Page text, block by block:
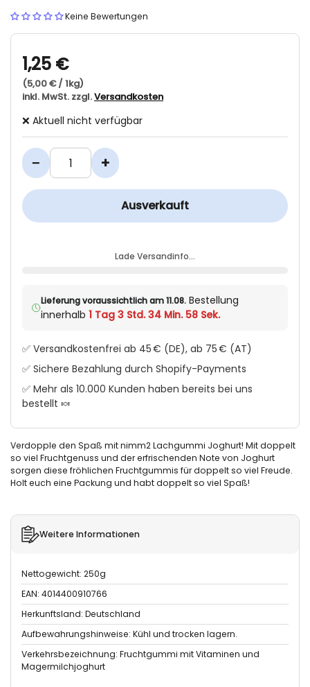
Keine Bewertungen
1,25 €
(5,00 € / 1kg)
inkl. MwSt. zzgl.Versandkosten
❌ Aktuell nicht verfügbar
− +
Ausverkauft
Lade Versandinfo…
Lieferung voraussichtlich am 11.08. Bestellung
innerhalb1 Tag 3 Std. 34 Min. 57 Sek.
✅ Versandkostenfrei ab 45 € (DE), ab 75 € (AT)
✅ Sichere Bezahlung durch Shopify-Payments
✅ Mehr als 10.000 Kunden haben bereits bei uns
bestellt 🍬
Verdopple den Spaß mit nimm2 Lachgummi Joghurt! Mit doppelt
so viel Fruchtgenuss und der erfrischenden Note von Joghurt
sorgen diese fröhlichen Fruchtgummis für doppelt so viel Freude.
Holt euch eine Packung und habt doppelt so viel Spaß!
Weitere Informationen
Nettogewicht: 250g
EAN: 4014400910766
Herkunftsland: Deutschland
Aufbewahrungshinweise: Kühl und trocken lagern.
Verkehrsbezeichnung: Fruchtgummi mit Vitaminen und
Magermilchjoghurt